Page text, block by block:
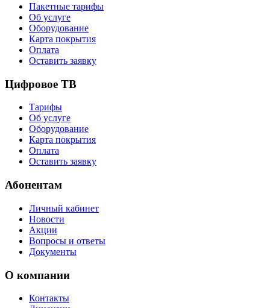
Пакетные тарифы
Об услуге
Оборудование
Карта покрытия
Оплата
Оставить заявку
Цифровое ТВ
Тарифы
Об услуге
Оборудование
Карта покрытия
Оплата
Оставить заявку
Абонентам
Личный кабинет
Новости
Акции
Вопросы и ответы
Документы
О компании
Контакты